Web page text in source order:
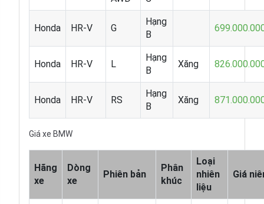
Honda HR-V G
Hạng
B
Honda HR-V L
Hạng
B
Xăng
Honda HR-V RS
Hạng
B
Xăng
Giá xe BMW
Hãng
xe
Dòng
xe
Phiên bản
Phân
khúc
Loại
nhiên
liệu
Giá